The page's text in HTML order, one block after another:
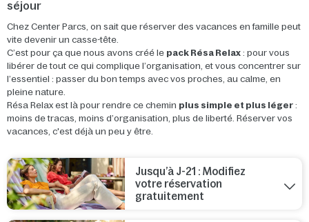
séjour
Chez Center Parcs, on sait que réserver des vacances en famille peut
vite devenir un casse-tête.
C’est pour ça que nous avons créé le pack Résa Relax : pour vous
libérer de tout ce qui complique l’organisation, et vous concentrer sur
l’essentiel : passer du bon temps avec vos proches, au calme, en
pleine nature.
Résa Relax est là pour rendre ce chemin plus simple et plus léger :
moins de tracas, moins d’organisation, plus de liberté. Réserver vos
vacances, c'est déjà un peu y être.
Jusqu’à J-21 : Modifiez
votre réservation
gratuitement